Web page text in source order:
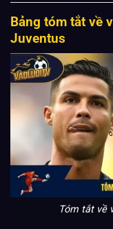
Bảng tóm tắt về
Juventus
Tóm tắt về